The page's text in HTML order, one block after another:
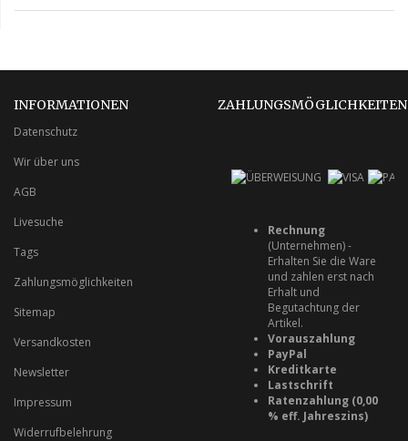
INFORMATIONEN
Datenschutz
Wir über uns
AGB
Livesuche
Tags
Zahlungsmöglichkeiten
Sitemap
Versandkosten
Newsletter
Impressum
Widerrufbelehrung
ZAHLUNGSMÖGLICHKEITEN
Rechnung
(Unternehmen) -
Erhalten Sie die Ware
und zahlen erst nach
Erhalt und
Begutachtung der
Artikel.
Vorauszahlung
PayPal
Kreditkarte
Lastschrift
Ratenzahlung (0,00
% eff. Jahreszins)